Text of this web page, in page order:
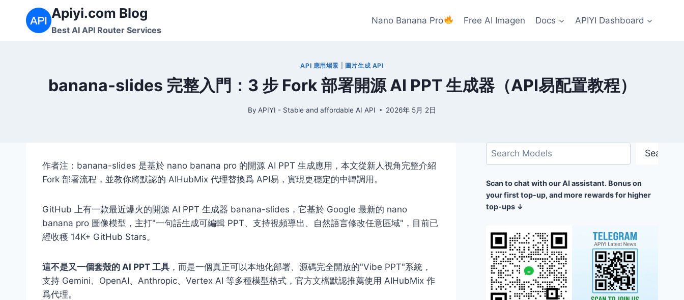
Apiyi.com Blog
Best AI API Router Services
Nano Banana Pro Free AI Imagen Docs APIYI Dashboard
API 應用場景 圖片生成 API
banana-slides 完整入門：3 步 Fork 部署開源 AI PPT 生成器（API易配置教程）
By APIYI - Stable and affordable AI API 2026年 5月 2日
作者注：banana-slides 是基於 nano banana pro 的開源 AI PPT 生成應用，本文從新人視角完整介紹
Fork 部署流程，並教你將默認的 AIHubMix 代理替換爲 API易，實現更穩定的中轉調用。
GitHub 上有一款最近爆火的開源 AI PPT 生成器 banana-slides ，它基於 Google 最新的 nano
banana pro 圖像模型，主打"一句話生成可編輯 PPT、支持視頻導出、自然語言修改任意區域"，目前已
經收穫 14K+ GitHub Stars。
這不是又一個套殼的 AI PPT 工具 ，而是一個真正可以本地化部署、源碼完全開放的"Vibe PPT"系統，
支持 Gemini、OpenAI、Anthropic、Vertex AI 等多種模型格式，官方文檔默認推薦使用 AIHubMix 作
爲代理。
搜
尋
Search
Scan to chat with our AI assistant. Bonus on
your first top-up, and more rewards for higher
top-ups ↓